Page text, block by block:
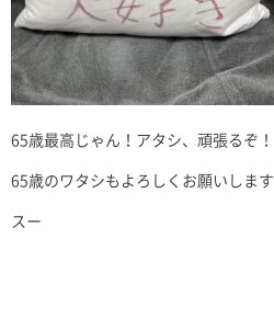
65歳最高じゃん！アタシ、頑張るぞ！
65歳のワタシもよろしくお願いします
スー